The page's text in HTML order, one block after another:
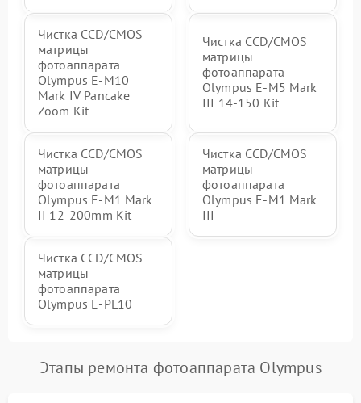
Чистка CCD/CMOS
матрицы
фотоаппарата
Olympus E-M10
Mark IV Pancake
Zoom Kit
Чистка CCD/CMOS
матрицы
фотоаппарата
Olympus E‑M5 Mark
III 14-150 Kit
Чистка CCD/CMOS
матрицы
фотоаппарата
Olympus E‑M1 Mark
II 12-200mm Kit
Чистка CCD/CMOS
матрицы
фотоаппарата
Olympus E‑M1 Mark
III
Чистка CCD/CMOS
матрицы
фотоаппарата
Olympus E‑PL10
Этапы ремонта фотоаппарата Olympus